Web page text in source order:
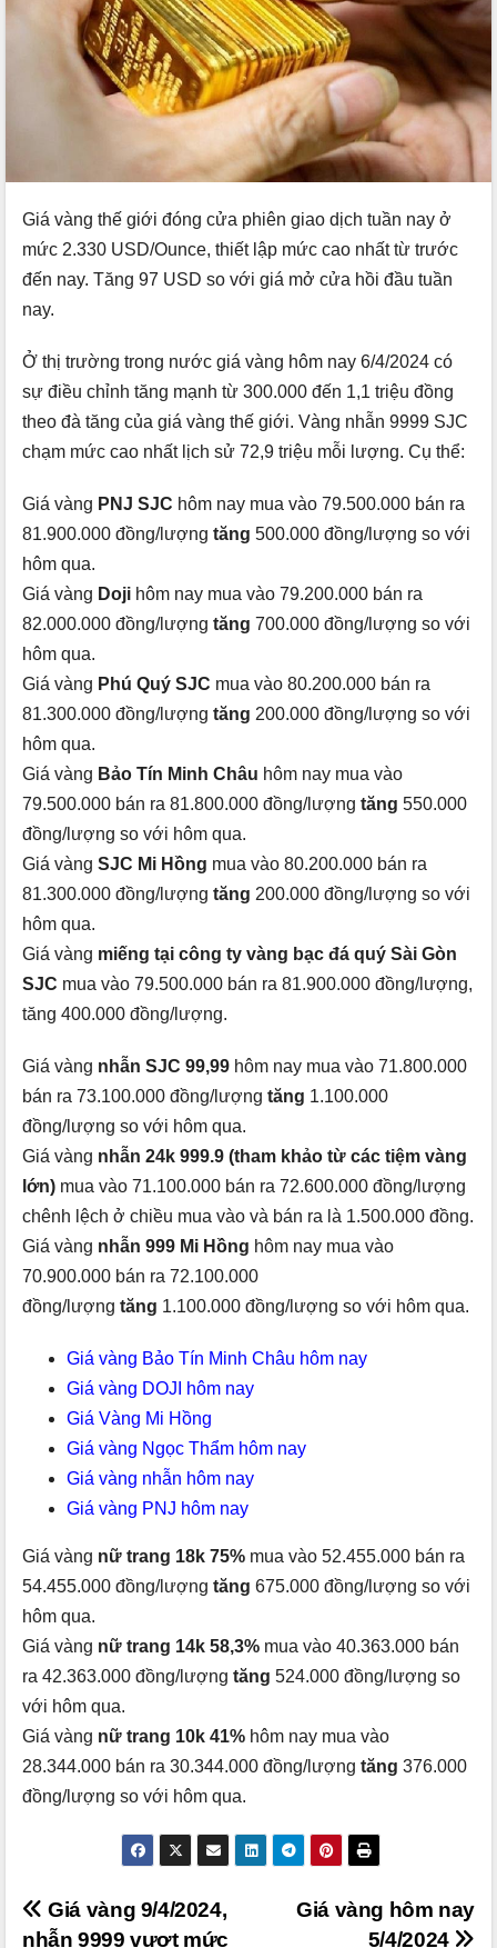
Giá vàng thế giới đóng cửa phiên giao dịch tuần nay ở
mức 2.330 USD/Ounce, thiết lập mức cao nhất từ trước
đến nay. Tăng 97 USD so với giá mở cửa hồi đầu tuần
nay.
Ở thị trường trong nước giá vàng hôm nay 6/4/2024 có
sự điều chỉnh tăng mạnh từ 300.000 đến 1,1 triệu đồng
theo đà tăng của giá vàng thế giới. Vàng nhẫn 9999 SJC
chạm mức cao nhất lịch sử 72,9 triệu mỗi lượng. Cụ thể:
Giá vàng PNJ SJC hôm nay mua vào 79.500.000 bán ra
81.900.000 đồng/lượng tăng 500.000 đồng/lượng so với
hôm qua.
Giá vàng Doji hôm nay mua vào 79.200.000 bán ra
82.000.000 đồng/lượng tăng 700.000 đồng/lượng so với
hôm qua.
Giá vàng Phú Quý SJC mua vào 80.200.000 bán ra
81.300.000 đồng/lượng tăng 200.000 đồng/lượng so với
hôm qua.
Giá vàng Bảo Tín Minh Châu hôm nay mua vào
79.500.000 bán ra 81.800.000 đồng/lượng tăng 550.000
đồng/lượng so với hôm qua.
Giá vàng SJC Mi Hồng mua vào 80.200.000 bán ra
81.300.000 đồng/lượng tăng 200.000 đồng/lượng so với
hôm qua.
Giá vàng miếng tại công ty vàng bạc đá quý Sài Gòn
SJC mua vào 79.500.000 bán ra 81.900.000 đồng/lượng,
tăng 400.000 đồng/lượng.
Giá vàng nhẫn SJC 99,99 hôm nay mua vào 71.800.000
bán ra 73.100.000 đồng/lượng tăng 1.100.000
đồng/lượng so với hôm qua.
Giá vàng nhẫn 24k 999.9 (tham khảo từ các tiệm vàng
lớn) mua vào 71.100.000 bán ra 72.600.000 đồng/lượng
chênh lệch ở chiều mua vào và bán ra là 1.500.000 đồng.
Giá vàng nhẫn 999 Mi Hồng hôm nay mua vào
70.900.000 bán ra 72.100.000
đồng/lượng tăng 1.100.000 đồng/lượng so với hôm qua.
Giá vàng Bảo Tín Minh Châu hôm nay
Giá vàng DOJI hôm nay
Giá Vàng Mi Hồng
Giá vàng Ngọc Thẩm hôm nay
Giá vàng nhẫn hôm nay
Giá vàng PNJ hôm nay
Giá vàng nữ trang 18k 75% mua vào 52.455.000 bán ra
54.455.000 đồng/lượng tăng 675.000 đồng/lượng so với
hôm qua.
Giá vàng nữ trang 14k 58,3% mua vào 40.363.000 bán
ra 42.363.000 đồng/lượng tăng 524.000 đồng/lượng so
với hôm qua.
Giá vàng nữ trang 10k 41% hôm nay mua vào
28.344.000 bán ra 30.344.000 đồng/lượng tăng 376.000
đồng/lượng so với hôm qua.
Điều
Giá vàng hôm nay
5/4/2024
Giá vàng 9/4/2024,
nhẫn 9999 vượt mức